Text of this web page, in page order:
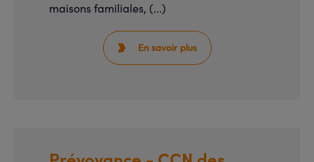
maisons familiales, (...)
 En savoir plus